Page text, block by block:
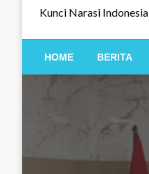
Kunci Narasi Indonesia
HOME BERITA